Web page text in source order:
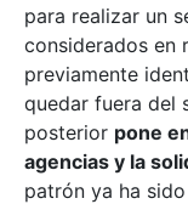
para realizar un
considerados en
previamente
quedar fuera del
posterior pone
agencias y la
patrón ya ha